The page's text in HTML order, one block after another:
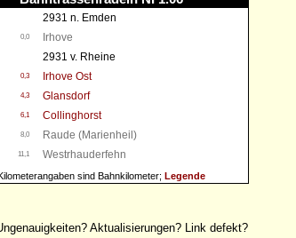
2931 n. Emden
0,0
Irhove
2931 v. Rheine
0,3 Irhove Ost
4,3 Glansdorf
6,1 Collinghorst
8,0 Raude (Marienheil)
11,1 Westrhauderfehn
sind Bahnkilometer; Legende
Aktualisierungen? Link defekt?